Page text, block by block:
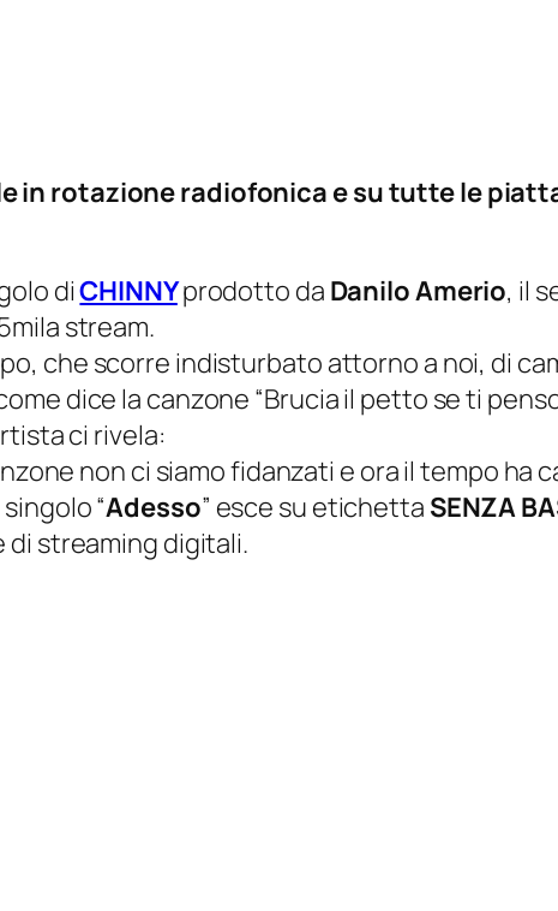
in rotazione radiofonica e su tutte le
diCHINNYprodotto da Danilo Amerio, il
stream.
che scorre indisturbato attorno a noi, di
dice la canzone “Brucia il petto se ti
ci rivela:
non ci siamo fidanzati e ora il tempo ha
“Adesso” esce su etichetta SENZA
streaming digitali.